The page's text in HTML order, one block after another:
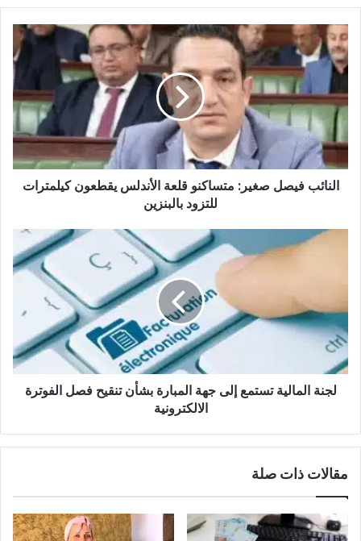
النائب
فيصل
صغير:
متساكنو
قلعة
الأندلس
يقطعون
كيلمترات
للتزود
بالبنزين
النائب فيصل صغير: متساكنو قلعة الأندلس يقطعون كيلمترات
للتزود بالبنزين
جهة
المبارة
بشأن
تنقيح
فصل
الفوترة
لجنة المالية تستمع إلى جهة المبارة بشأن تنقيح فصل الفوترة
الالكترونية
مقالات ذات صلة